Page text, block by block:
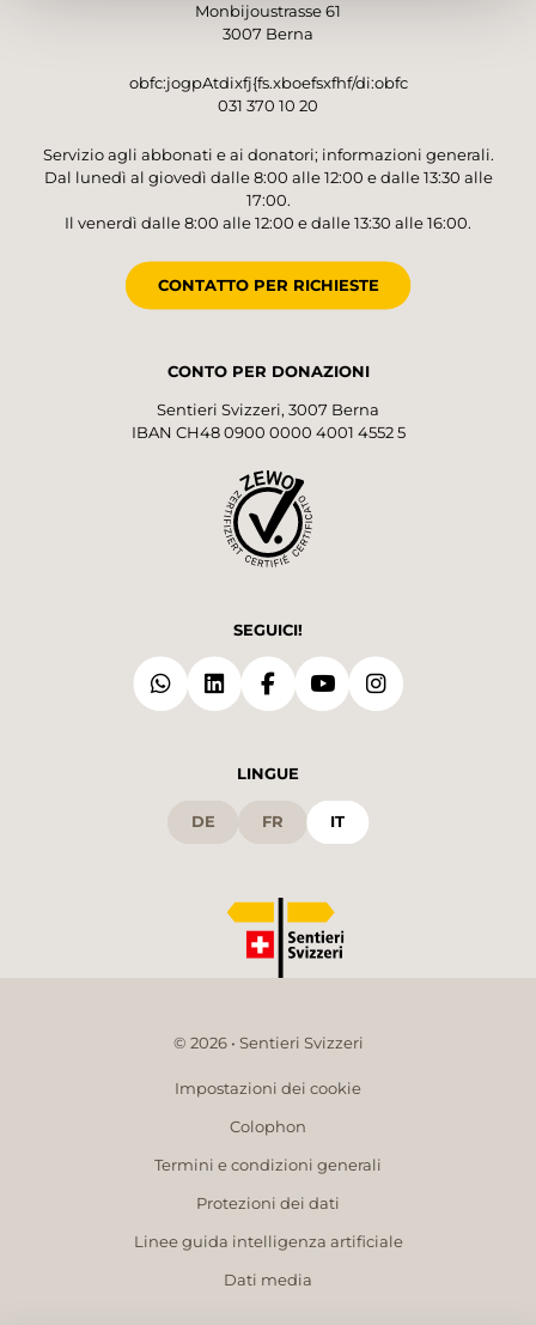
Monbijoustrasse 61
3007 Berna
obfc:jogpAtdixfj{fs.xboefsxfhf/di:obfc
031 370 10 20
Servizio agli abbonati e ai donatori; informazioni generali.
Dal lunedì al giovedì dalle 8:00 alle 12:00 e dalle 13:30 alle
17:00.
Il venerdì dalle 8:00 alle 12:00 e dalle 13:30 alle 16:00.
CONTATTO PER RICHIESTE
CONTO PER DONAZIONI
Sentieri Svizzeri, 3007 Berna
IBAN CH48 0900 0000 4001 4552 5
SEGUICI!
LINGUE
DE FR IT
© 2026 • Sentieri Svizzeri
Impostazioni dei cookie
Colophon
Termini e condizioni generali
Protezioni dei dati
Linee guida intelligenza artificiale
Dati media